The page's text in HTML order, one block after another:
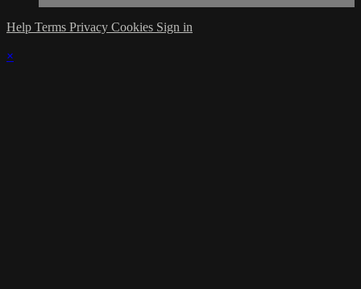
Help Terms Privacy Cookies Sign in
×